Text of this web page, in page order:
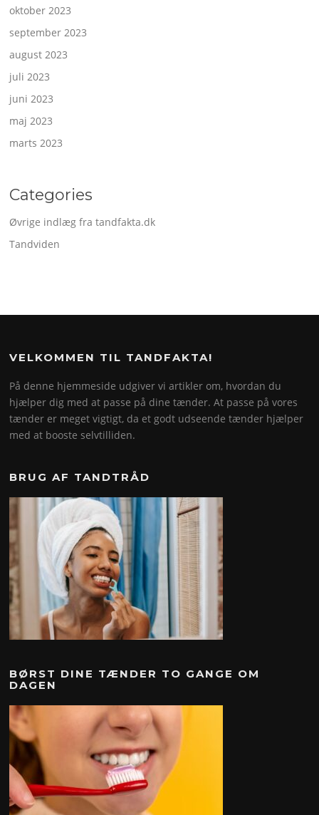
oktober 2023
september 2023
august 2023
juli 2023
juni 2023
maj 2023
marts 2023
Categories
Øvrige indlæg fra tandfakta.dk
Tandviden
VELKOMMEN TIL TANDFAKTA!
På denne hjemmeside udgiver vi artikler om, hvordan du
hjælper dig med at passe på dine tænder. At passe på vores
tænder er meget vigtigt, da et godt udseende tænder hjælper
med at booste selvtilliden.
BRUG AF TANDTRÅD
BØRST DINE TÆNDER TO GANGE OM
DAGEN